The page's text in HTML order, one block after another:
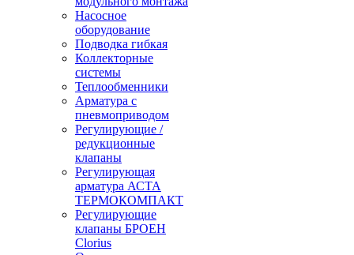
Насосное
оборудование
Подводка гибкая
Коллекторные
системы
Теплообменники
Арматура с
пневмоприводом
Регулирующие /
редукционные
клапаны
Регулирующая
арматура АСТА
ТЕРМОКОМПАКТ
Регулирующие
клапаны БРОЕН
Clorius